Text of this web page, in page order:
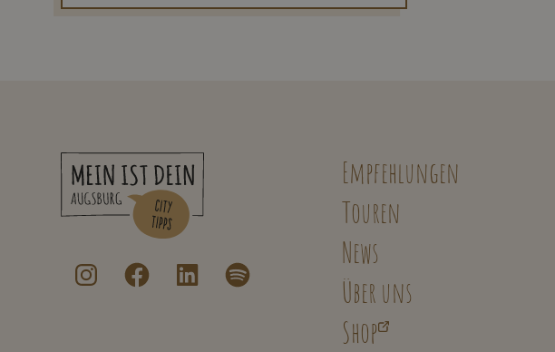
Empfehlungen
Touren
News
Über uns
Shop